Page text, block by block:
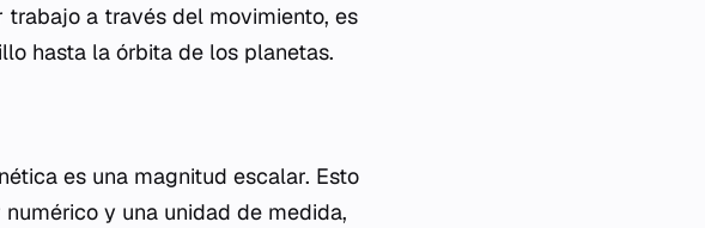
a través del movimiento, es
hasta la órbita de los planetas.
es una magnitud escalar. Esto
y una unidad de medida,